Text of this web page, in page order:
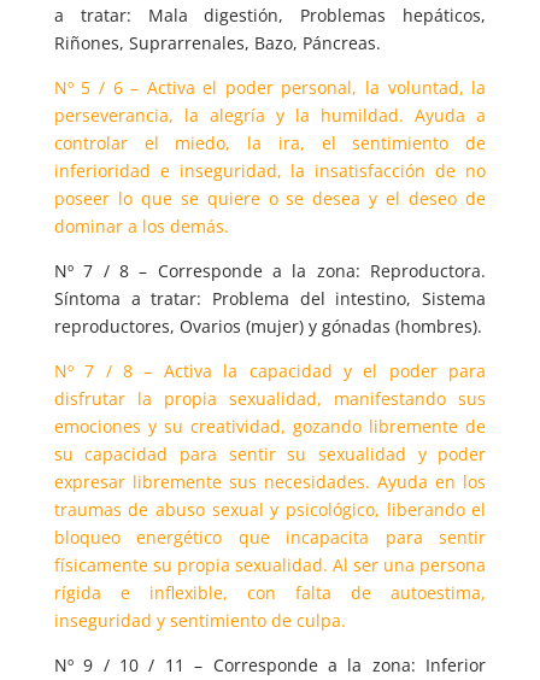
a tratar: Mala digestión, Problemas hepáticos,
Riñones, Suprarrenales, Bazo, Páncreas.
Nº 5 / 6 – Activa el poder personal, la voluntad, la
perseverancia, la alegría y la humildad. Ayuda a
controlar el miedo, la ira, el sentimiento de
inferioridad e inseguridad, la insatisfacción de no
poseer lo que se quiere o se desea y el deseo de
dominar a los demás.
Nº 7 / 8 – Corresponde a la zona: Reproductora.
Síntoma a tratar: Problema del intestino, Sistema
reproductores, Ovarios (mujer) y gónadas (hombres).
Nº 7 / 8 – Activa la capacidad y el poder para
disfrutar la propia sexualidad, manifestando sus
emociones y su creatividad, gozando libremente de
su capacidad para sentir su sexualidad y poder
expresar libremente sus necesidades. Ayuda en los
traumas de abuso sexual y psicológico, liberando el
bloqueo energético que incapacita para sentir
físicamente su propia sexualidad. Al ser una persona
rígida e inflexible, con falta de autoestima,
inseguridad y sentimiento de culpa.
Nº 9 / 10 / 11 – Corresponde a la zona: Inferior